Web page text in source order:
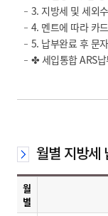
3. 지방세 및 세외
4. 멘트에 따라 카
5. 납부완료 후 문
✤ 세입통합 ARS
월별 지방세
월
별